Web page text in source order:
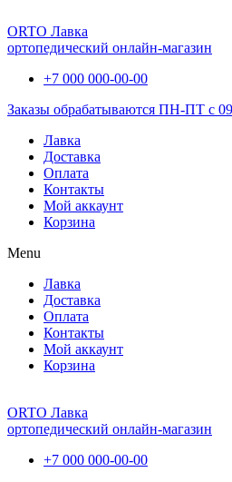
ORTO Лавка
ортопедический онлайн-магазин
+7 000 000-00-00
Заказы обрабатываются ПН-ПТ с
Лавка
Доставка
Оплата
Контакты
Мой аккаунт
Корзина
Menu
Лавка
Доставка
Оплата
Контакты
Мой аккаунт
Корзина
ORTO Лавка
ортопедический онлайн-магазин
+7 000 000-00-00